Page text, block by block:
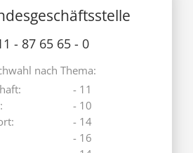
- 87 65 65 - 0
nach Thema:
- 11
- 10
- 14
- 16